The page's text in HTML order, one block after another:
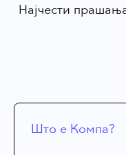
Најчести
Што е Компа?